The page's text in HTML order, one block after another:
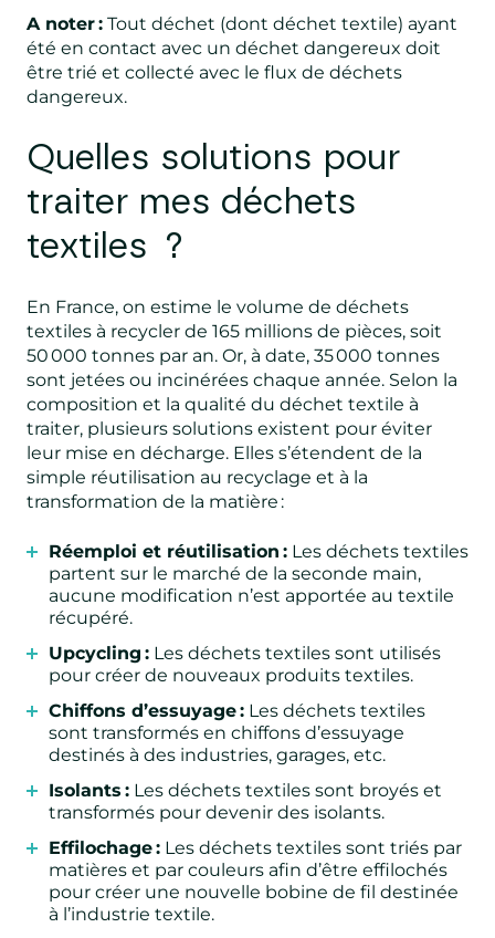
A noter : Tout déchet (dont déchet textile) ayant
été en contact avec un déchet dangereux doit
être trié et collecté avec le flux de déchets
dangereux.
Quelles solutions pour
traiter mes déchets
textiles ?
En France, on estime le volume de déchets
textiles à recycler de 165 millions de pièces, soit
50 000 tonnes par an. Or, à date, 35 000 tonnes
sont jetées ou incinérées chaque année. Selon la
composition et la qualité du déchet textile à
traiter, plusieurs solutions existent pour éviter
leur mise en décharge. Elles s’étendent de la
simple réutilisation au recyclage et à la
transformation de la matière :
Réemploi et réutilisation : Les déchets textiles
partent sur le marché de la seconde main,
aucune modification n’est apportée au textile
récupéré.
Upcycling : Les déchets textiles sont utilisés
pour créer de nouveaux produits textiles.
Chiffons d’essuyage : Les déchets textiles
sont transformés en chiffons d’essuyage
destinés à des industries, garages, etc.
Isolants : Les déchets textiles sont broyés et
transformés pour devenir des isolants.
Effilochage : Les déchets textiles sont triés par
matières et par couleurs afin d’être effilochés
pour créer une nouvelle bobine de fil destinée
à l’industrie textile.